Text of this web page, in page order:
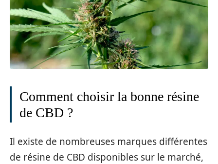
Comment choisir la bonne résine
de CBD ?
Il existe de nombreuses marques différentes
de résine de CBD disponibles sur le marché,